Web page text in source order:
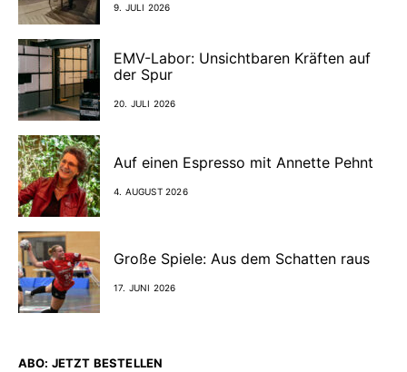
9. JULI 2026
EMV-Labor: Unsichtbaren Kräften auf
der Spur
20. JULI 2026
Auf einen Espresso mit Annette Pehnt
4. AUGUST 2026
Große Spiele: Aus dem Schatten raus
17. JUNI 2026
ABO: JETZT BESTELLEN